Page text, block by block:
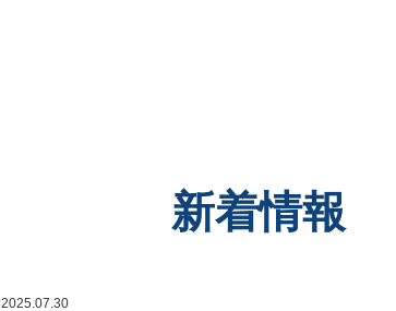
新着情報
2025.07.30